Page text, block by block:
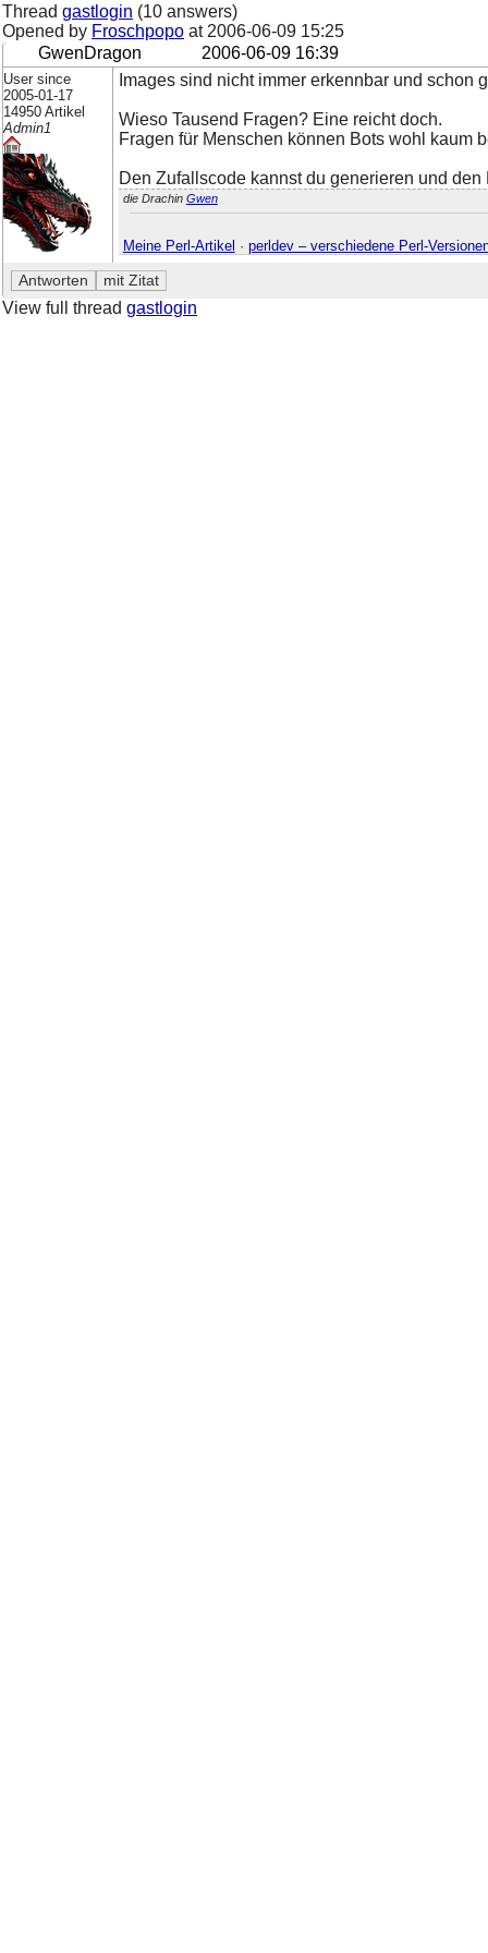
Thread gastlogin (10 answers)
Opened by Froschpopo at 2006-06-09 15:25
GwenDragon
2006-06-09 16:39
User since
2005-01-17
14950 Artikel
Admin1
Images sind nicht immer erkennbar und schon
Wieso Tausend Fragen? Eine reicht doch.
Fragen für Menschen können Bots wohl kaum
Den Zufallscode kannst du generieren und
die Drachin Gwen
Meine Perl-Artikel · perldev – verschiedene Perl-
View full thread gastlogin